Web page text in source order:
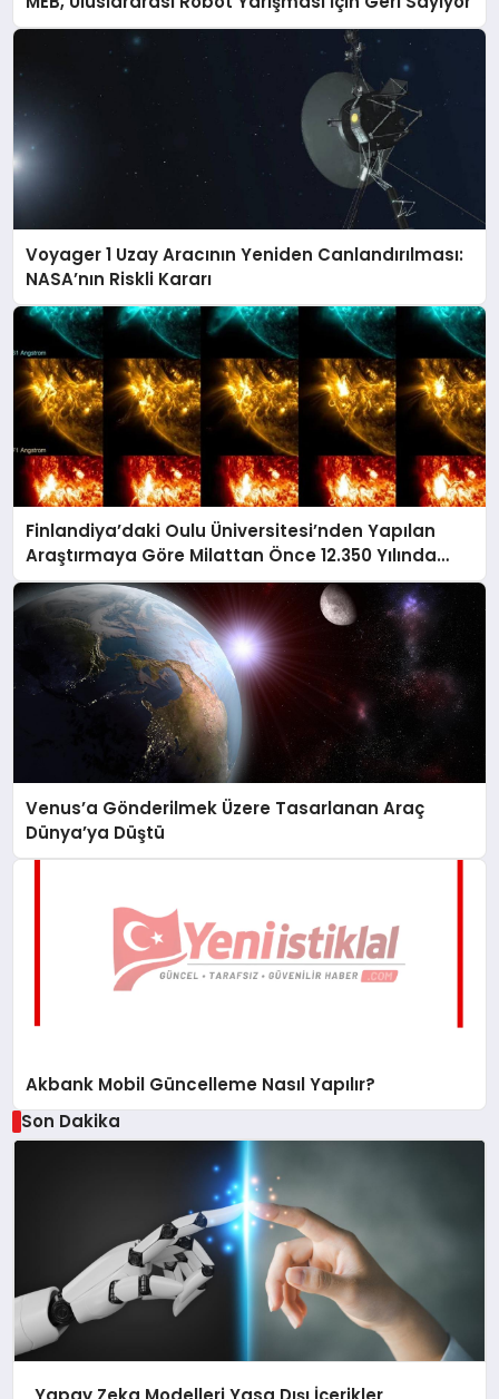
Voyager 1 Uzay Aracının Yeniden Canlandırılması:
NASA’nın Riskli Kararı
Finlandiya’daki Oulu Üniversitesi’nden Yapılan
Araştırmaya Göre Milattan Önce 12.350 Yılında
Büyük Bir Jeomanyetik Fırtına Yaşandı
Venus’a Gönderilmek Üzere Tasarlanan Araç
Dünya’ya Düştü
Akbank Mobil Güncelleme Nasıl Yapılır?
Son Dakika